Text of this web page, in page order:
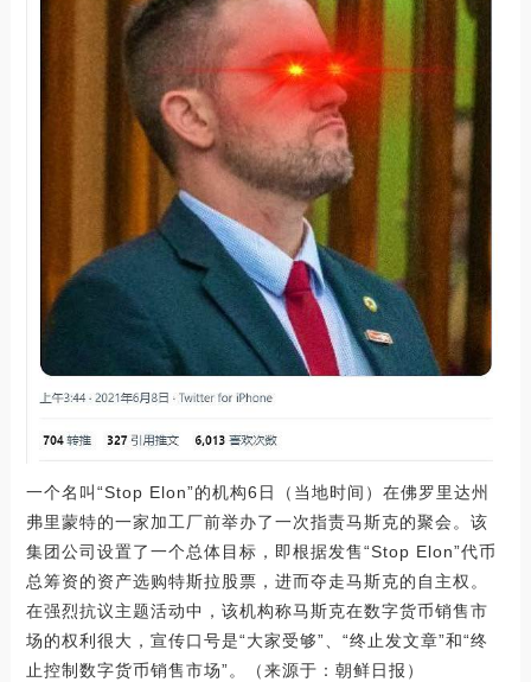
一个名叫“Stop Elon”的机构6日（当地时间）在佛罗里达州
弗里蒙特的一家加工厂前举办了一次指责马斯克的聚会。该
集团公司设置了一个总体目标，即根据发售“Stop Elon”代币
总筹资的资产选购特斯拉股票，进而夺走马斯克的自主权。
在强烈抗议主题活动中，该机构称马斯克在数字货币销售市
场的权利很大，宣传口号是“大家受够”、“终止发文章”和“终
止控制数字货币销售市场”。（来源于：朝鲜日报）